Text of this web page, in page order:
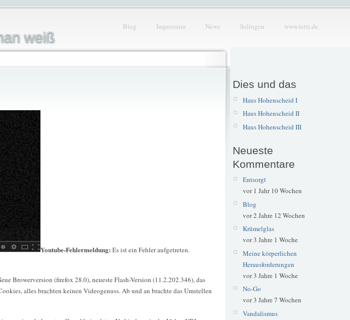
weiß
Blog Impressum News Solingen www.tetti.de
Youtube-Fehlermeldung: Es ist ein Fehler aufgetreten.
Browerversion (firefox 28.0), neueste Flash-Version (11.2.202.346), das
alles brachten keinen Videogenuss. Ab und an brachte das Umstellen
Dies und das
Haus Hohenscheid I
Haus Hohenscheid II
Haus Hohenscheid III
Neueste
Kommentare
Entsorgt
vor 1 Jahr 10 Wochen
Blog
vor 2 Jahre 12 Wochen
Krümelglas
vor 3 Jahre 1 Woche
Meine körperlichen
Herausforderungen
vor 3 Jahre 1 Woche
No-Go
vor 3 Jahre 7 Wochen
Vandalismus